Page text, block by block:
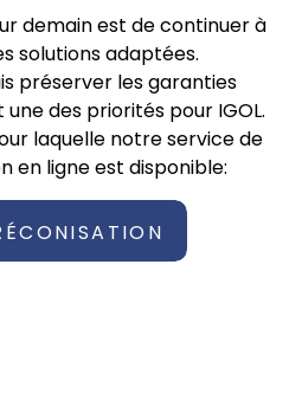
demain est de continuer à
solutions adaptées.
préserver les garanties
des priorités pour IGOL.
laquelle notre service de
en ligne est disponible: